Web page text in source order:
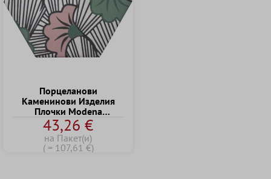
Порцеланови
Kаменинови Изделия
Плочки Modena
Шестоъгълник Decor 1
43,26 €
на Пакет(и)
( = 107,61 €)